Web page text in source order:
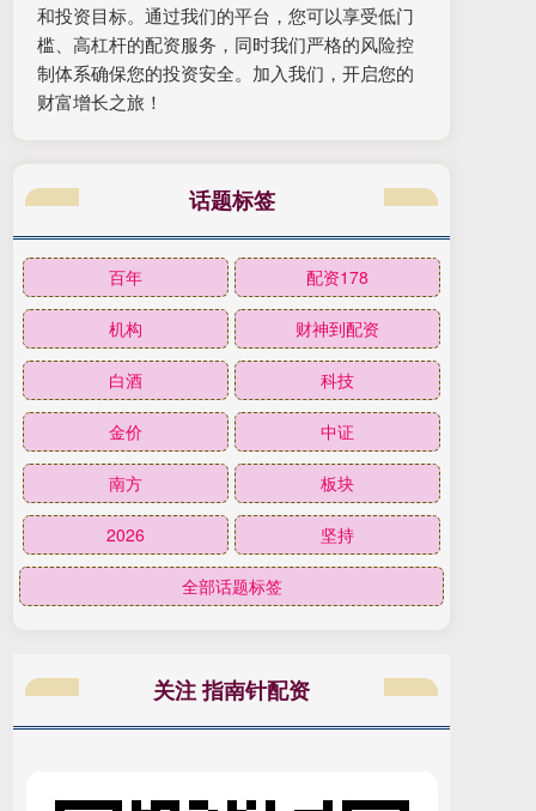
和投资目标。通过我们的平台，您可以享受低门
槛、高杠杆的配资服务，同时我们严格的风险控
制体系确保您的投资安全。加入我们，开启您的
财富增长之旅！
话题标签
百年 配资178
机构 财神到配资
白酒 科技
金价 中证
南方 板块
2026 坚持
全部话题标签
关注 指南针配资